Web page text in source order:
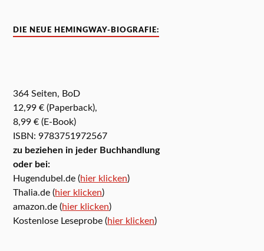
DIE NEUE HEMINGWAY-BIOGRAFIE:
364 Seiten, BoD
12,99 € (Paperback),
8,99 € (E-Book)
ISBN: 9783751972567
zu beziehen in jeder Buchhandlung
oder bei:
Hugendubel.de (hier klicken)
Thalia.de (hier klicken)
amazon.de (hier klicken)
Kostenlose Leseprobe (hier klicken)